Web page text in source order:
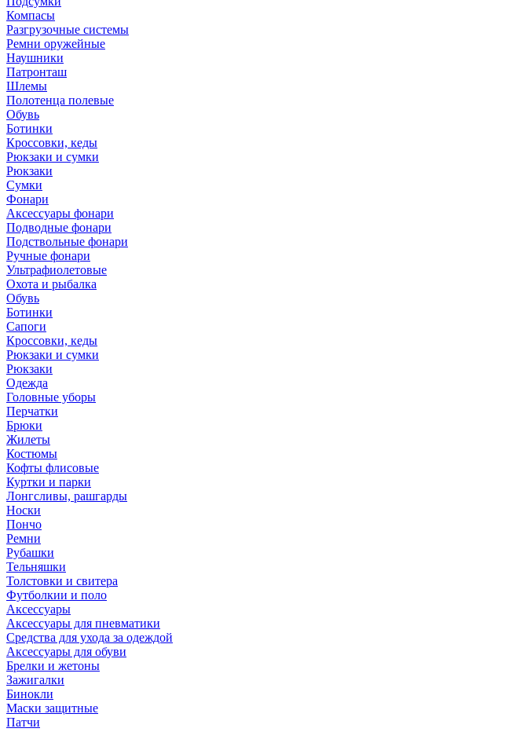
Компасы
Разгрузочные системы
Ремни оружейные
Наушники
Патронташ
Шлемы
Полотенца полевые
Обувь
Ботинки
Кроссовки, кеды
Рюкзаки и сумки
Рюкзаки
Сумки
Фонари
Аксессуары фонари
Подводные фонари
Подствольные фонари
Ручные фонари
Ультрафиолетовые
Охота и рыбалка
Обувь
Ботинки
Сапоги
Кроссовки, кеды
Рюкзаки и сумки
Рюкзаки
Одежда
Головные уборы
Перчатки
Брюки
Жилеты
Костюмы
Кофты флисовые
Куртки и парки
Лонгсливы, рашгарды
Носки
Пончо
Ремни
Рубашки
Тельняшки
Толстовки и свитера
Футболкии и поло
Аксессуары
Аксессуары для пневматики
Средства для ухода за одеждой
Аксессуары для обуви
Брелки и жетоны
Зажигалки
Бинокли
Маски защитные
Патчи